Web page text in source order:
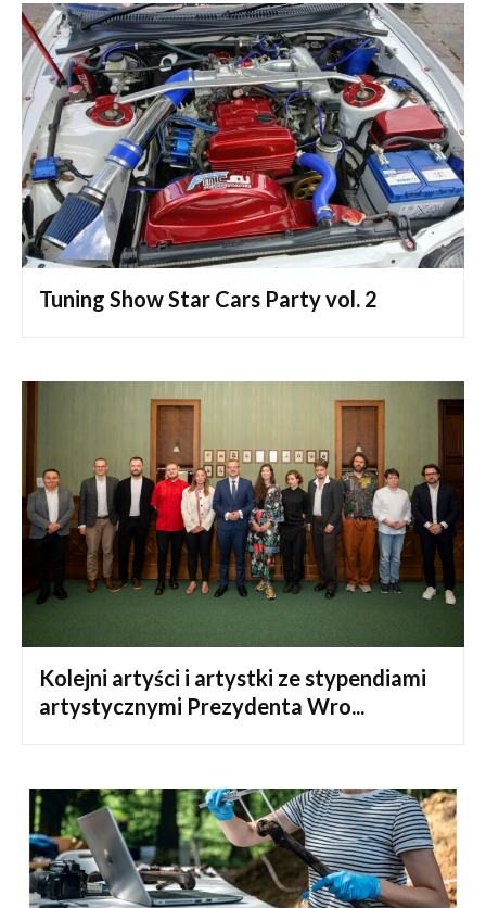
Tuning Show Star Cars Party vol. 2
Kolejni artyści i artystki ze stypendiami
artystycznymi Prezydenta Wro...